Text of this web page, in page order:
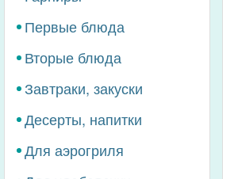
Первые блюда
Вторые блюда
Завтраки, закуски
Десерты, напитки
Для аэрогриля